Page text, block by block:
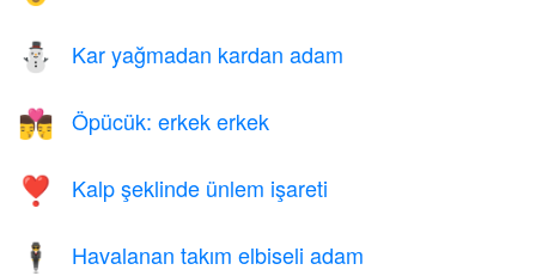
⛄ Kar yağmadan kardan adam
👨‍❤️‍💋‍👨 Öpücük: erkek erkek
❣️ Kalp şeklinde ünlem işareti
🕴️ Havalanan takım elbiseli adam